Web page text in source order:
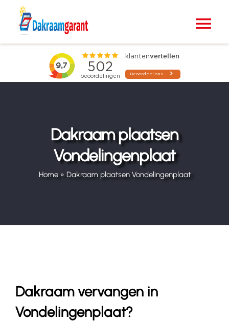
Blogs
Dakraam plaatsen
Vondelingenplaat
Home» Dakraam plaatsen Vondelingenplaat
Dakraam vervangen in
Vondelingenplaat?